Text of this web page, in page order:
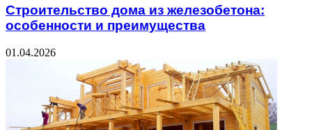
Строительство дома из железобетона:
особенности и преимущества
01.04.2026